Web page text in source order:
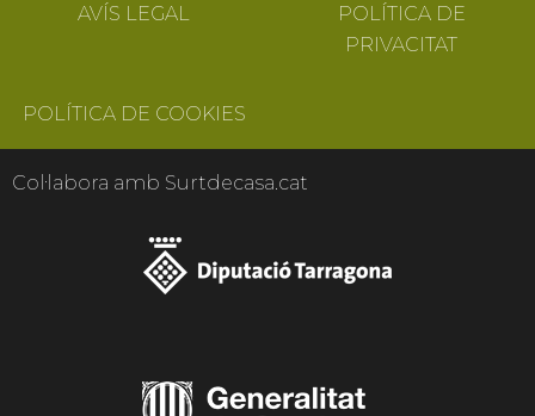
AVÍS LEGAL
POLÍTICA DE
PRIVACITAT
POLÍTICA DE COOKIES
Col·labora amb Surtdecasa.cat